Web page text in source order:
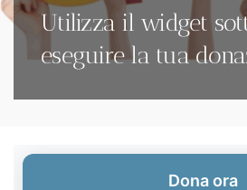
Utilizza il widget
eseguire la tua